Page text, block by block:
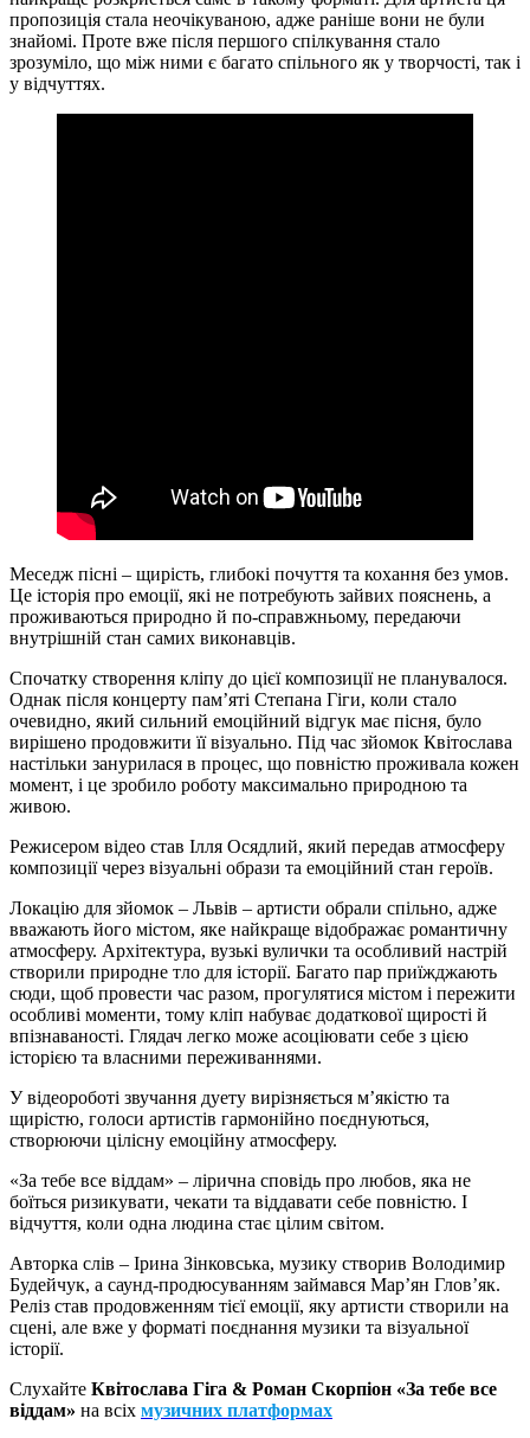
пропозиція стала неочікуваною, адже раніше вони не були
знайомі. Проте вже після першого спілкування стало
зрозуміло, що між ними є багато спільного як у творчості, так і
у відчуттях.
Меседж пісні – щирість, глибокі почуття та кохання без умов.
Це історія про емоції, які не потребують зайвих пояснень, а
проживаються природно й по-справжньому, передаючи
внутрішній стан самих виконавців.
Спочатку створення кліпу до цієї композиції не планувалося.
Однак після концерту пам’яті Степана Гіги, коли стало
очевидно, який сильний емоційний відгук має пісня, було
вирішено продовжити її візуально. Під час зйомок Квітослава
настільки занурилася в процес, що повністю проживала кожен
момент, і це зробило роботу максимально природною та
живою.
Режисером відео став Ілля Осядлий, який передав атмосферу
композиції через візуальні образи та емоційний стан героїв.
Локацію для зйомок – Львів – артисти обрали спільно, адже
вважають його містом, яке найкраще відображає романтичну
атмосферу. Архітектура, вузькі вулички та особливий настрій
створили природне тло для історії. Багато пар приїжджають
сюди, щоб провести час разом, прогулятися містом і пережити
особливі моменти, тому кліп набуває додаткової щирості й
впізнаваності. Глядач легко може асоціювати себе з цією
історією та власними переживаннями.
У відеороботі звучання дуету вирізняється м’якістю та
щирістю, голоси артистів гармонійно поєднуються,
створюючи цілісну емоційну атмосферу.
«За тебе все віддам» – лірична сповідь про любов, яка не
боїться ризикувати, чекати та віддавати себе повністю. І
відчуття, коли одна людина стає цілим світом.
Авторка слів – Ірина Зінковська, музику створив Володимир
Будейчук, а саунд-продюсуванням займався Мар’ян Глов’як.
Реліз став продовженням тієї емоції, яку артисти створили на
сцені, але вже у форматі поєднання музики та візуальної
історії.
Слухайте Квітослава Гіга & Роман Скорпіон «За тебе все
віддам» на всіх музичних платформах